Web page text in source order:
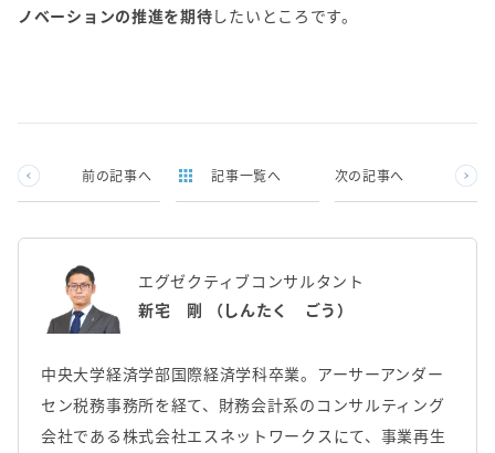
ノベーションの推進を期待したいところです。
前の記事へ 記事一覧へ 次の記事へ
エグゼクティブコンサルタント
新宅 剛 （しんたく ごう）
中央大学経済学部国際経済学科卒業。アーサーアンダー
セン税務事務所を経て、財務会計系のコンサルティング
会社である株式会社エスネットワークスにて、事業再生